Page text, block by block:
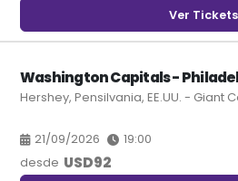
Ver Tickets
Washington Capitals -
Hershey, Pensilvania, EE.UU. - Giant
21/09/2026
19:00
desde USD92